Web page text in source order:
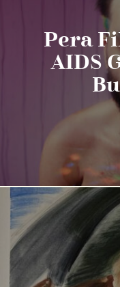
Pera
AIDS